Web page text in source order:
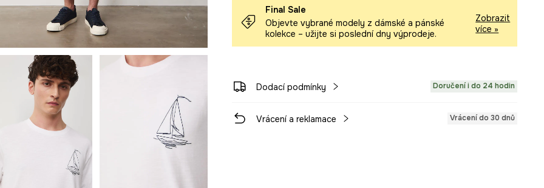
Final Sale
Objevte vybrané modely z dámské a pánské
kolekce – užijte si poslední dny výprodeje.
Zobrazit
více »
Dodací podmínky Doručení i do 24 hodin
Vrácení a reklamace Vrácení do 30 dnů